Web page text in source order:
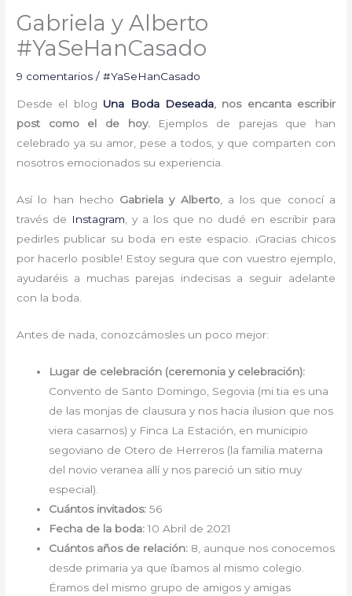
Gabriela y Alberto
#YaSeHanCasado
9 comentarios /#YaSeHanCasado
Desde el blog Una Boda Deseada, nos encanta escribir
post como el de hoy.
Ejemplos de parejas que han
celebrado ya su amor, pese a todos, y que comparten con
nosotros emocionados su experiencia.
Así lo han hecho Gabriela y Alberto, a los que conocí a
través de Instagram , y a los que no dudé en escribir para
pedirles publicar su boda en este espacio. ¡Gracias chicos
por hacerlo posible! Estoy segura que con vuestro ejemplo,
ayudaréis a muchas parejas indecisas a seguir adelante
con la boda.
Antes de nada, conozcámosles un poco mejor:
Lugar de celebración (ceremonia y celebración):
Convento de Santo Domingo, Segovia (mi tia es una
de las monjas de clausura y nos hacia ilusion que nos
viera casarnos) y Finca La Estación, en municipio
segoviano de Otero de Herreros (la familia materna
del novio veranea allí y nos pareció un sitio muy
especial).
Cuántos invitados:56
Fecha de la boda:10 Abril de 2021
Cuántos años de relación: 8, aunque nos conocemos
desde primaria ya que íbamos al mismo colegio.
Éramos del mismo grupo de amigos y amigas